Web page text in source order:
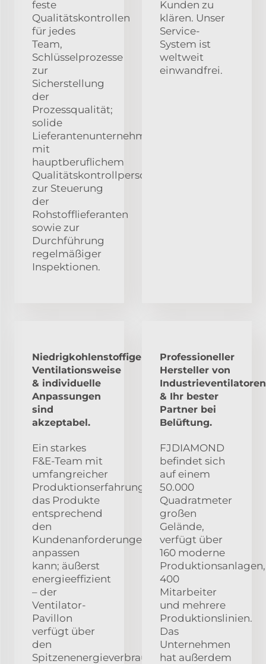
feste
Qualitätskontrollen
für jedes
Team,
Schlüsselprozesse
zur
Sicherstellung
der
Prozessqualität;
solide
Lieferantenunternehmen
mit
hauptberuflichem
Qualitätskontrollpersonal
zur Steuerung
der
Rohstofflieferanten
sowie zur
Durchführung
regelmäßiger
Inspektionen.
Kunden zu
klären. Unser
Service-
System ist
weltweit
einwandfrei.
Niedrigkohlenstoffige
Ventilationsweise
& individuelle
Anpassungen
sind
akzeptabel.
Ein starkes
F&E-Team mit
umfangreicher
Produktionserfahrung,
das Produkte
entsprechend
den
Kundenanforderungen
anpassen
kann; äußerst
energieeffizient
– der
Ventilator-
Pavillon
verfügt über
den
Spitzenenergieverbrauchswert
Professioneller
Hersteller von
Industrieventilatoren
& Ihr bester
Partner bei
Belüftung.
FJDIAMOND
befindet sich
auf einem
50.000
Quadratmeter
großen
Gelände,
verfügt über
160 moderne
Produktionsanlagen,
400
Mitarbeiter
und mehrere
Produktionslinien.
Das
Unternehmen
hat außerdem